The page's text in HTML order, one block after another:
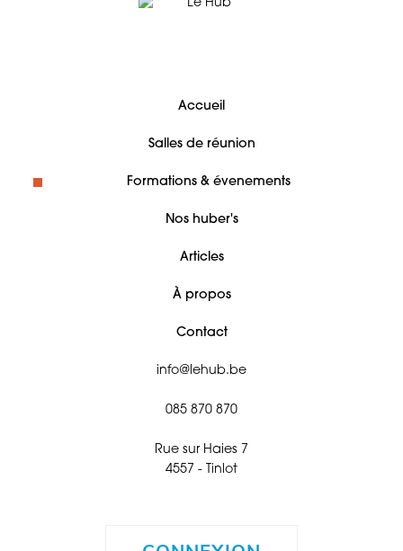
Accueil
Salles de réunion
Formations & évenements
Nos huber's
Articles
À propos
Contact
info@lehub.be
085 870 870
Rue sur Haies 7
4557 - Tinlot